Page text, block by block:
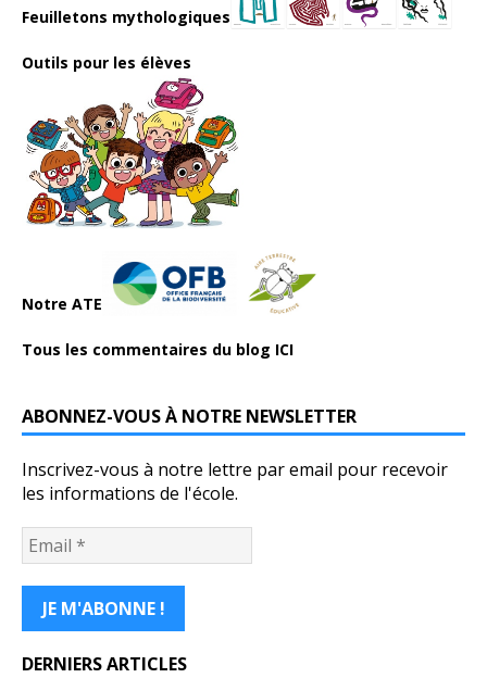
Feuilletons mythologiques
Outils pour les élèves
Notre ATE
Tous les commentaires du blog ICI
ABONNEZ-VOUS À NOTRE NEWSLETTER
Inscrivez-vous à notre lettre par email pour recevoir
les informations de l'école.
DERNIERS ARTICLES